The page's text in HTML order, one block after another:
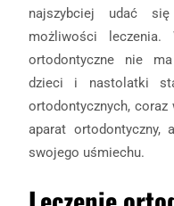
najszybciej udać
możliwości leczenia.
ortodontyczne nie
dzieci i nastolatki
ortodontycznych, coraz
aparat ortodontyczny,
swojego uśmiechu.